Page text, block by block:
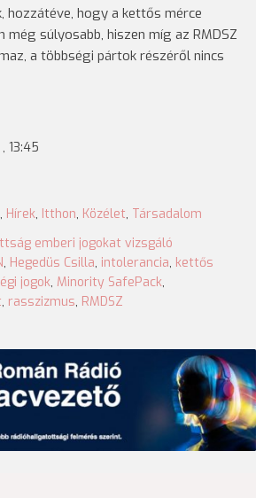
hozzátéve, hogy a kettős mérce
még súlyosabb, hiszen míg az RMDSZ
a többségi pártok részéről nincs
13:45
, Hírek, Itthon, Közélet, Társadalom
emberi jogokat vizsgáló
, Hegedüs Csilla, intolerancia, kettős
jogok, Minority SafePack,
, rasszizmus, RMDSZ